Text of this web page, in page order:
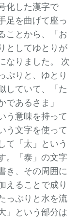
化した漢字で
足を曲げて座っ
ことから、「お
としてゆとりが
なりました。 次
ぷりと、ゆとり
していて、「た
あるさま」
う意味を持って
う文字を使って
て「太」という
。「泰」の文字
き、その周囲に
えることで成り
っぷりと水を流
」という部分は